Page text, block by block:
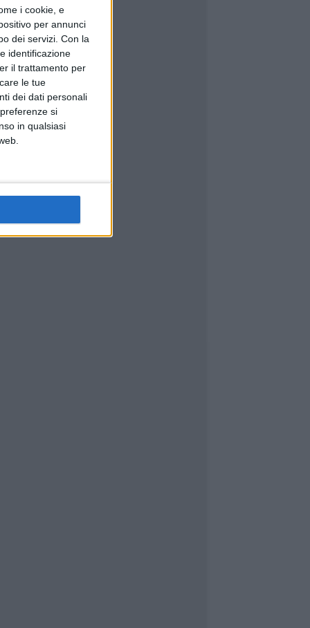
i cookie, e
per annunci
dei servizi. Con la
identificazione
il trattamento per
le tue
dei dati personali
si
in qualsiasi